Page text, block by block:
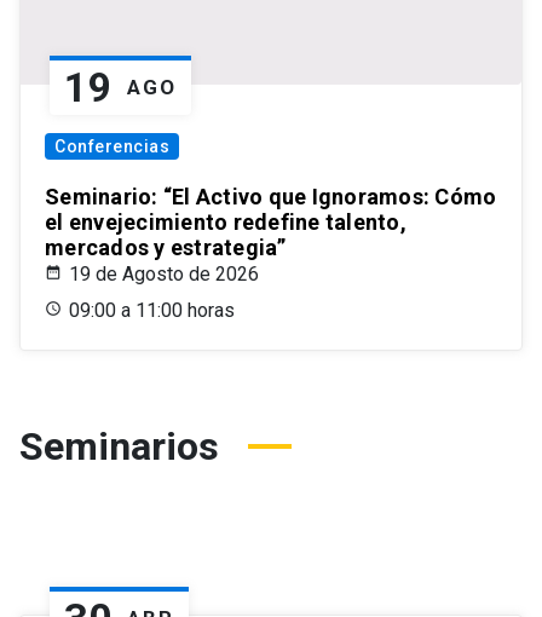
19 AGO
Conferencias
Seminario: “El Activo que Ignoramos: Cómo
el envejecimiento redefine talento,
mercados y estrategia”
19 de Agosto de 2026
09:00 a 11:00 horas
Seminarios